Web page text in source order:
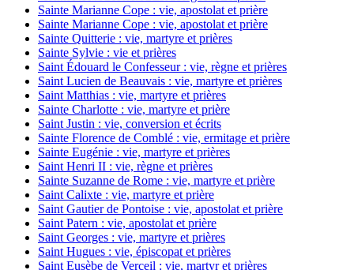
Sainte Marianne Cope : vie, apostolat et prière
Sainte Marianne Cope : vie, apostolat et prière
Sainte Quitterie : vie, martyre et prières
Sainte Sylvie : vie et prières
Saint Édouard le Confesseur : vie, règne et prières
Saint Lucien de Beauvais : vie, martyre et prières
Saint Matthias : vie, martyre et prières
Sainte Charlotte : vie, martyre et prière
Saint Justin : vie, conversion et écrits
Sainte Florence de Comblé : vie, ermitage et prière
Sainte Eugénie : vie, martyre et prières
Saint Henri II : vie, règne et prières
Sainte Suzanne de Rome : vie, martyre et prière
Saint Calixte : vie, martyre et prière
Saint Gautier de Pontoise : vie, apostolat et prière
Saint Patern : vie, apostolat et prière
Saint Georges : vie, martyre et prières
Saint Hugues : vie, épiscopat et prières
Saint Eusèbe de Verceil : vie, martyr et prières